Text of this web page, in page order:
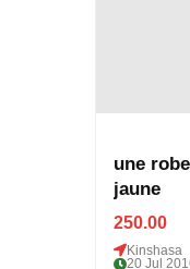
une
jaune
250.00
Kinshasa
20 Jul